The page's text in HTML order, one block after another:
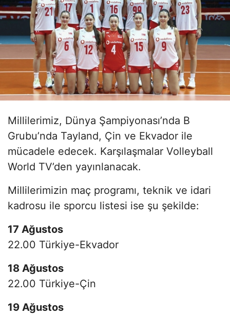
Millilerimiz, Dünya Şampiyonası’nda B
Grubu’nda Tayland, Çin ve Ekvador ile
mücadele edecek. Karşılaşmalar Volleyball
World TV’den yayınlanacak.
Millilerimizin maç programı, teknik ve idari
kadrosu ile sporcu listesi ise şu şekilde:
17 Ağustos
22.00 Türkiye-Ekvador
18 Ağustos
22.00 Türkiye-Çin
19 Ağustos